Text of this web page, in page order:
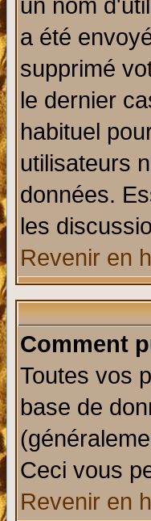
un nom
a été
supprimé
le dernier
habituel
utilisateurs
données.
les
Revenir en
Comment
Toutes vos
base de
Ceci vous
Revenir en